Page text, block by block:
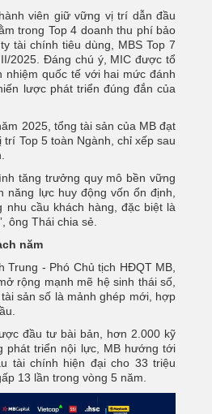
viên giữ vững vị trí dẫn đầu
trong Top 4 doanh thu phí bảo
tài chính tiêu dùng, MBS Top 7
2025. Đáng chú ý, MIC được tổ
nhiệm quốc tế với hai mức đánh
lược phát triển đúng đắn của
2025, tổng tài sản của MB đạt
Top 5 toàn Ngành, chỉ xếp sau
tăng trưởng quy mô bền vững
năng lực huy động vốn ổn định,
nhu cầu khách hàng, đặc biệt là
ông Thái chia sẻ.
năm
Trung - Phó Chủ tịch HĐQT MB,
rộng mạnh mẽ hệ sinh thái số,
sản số là mảnh ghép mới, hợp
đầu tư bài bản, hơn 2.000 kỹ
phát triển nội lực, MB hướng tới
tài chính hiện đại cho 33 triệu
13 lần trong vòng 5 năm.